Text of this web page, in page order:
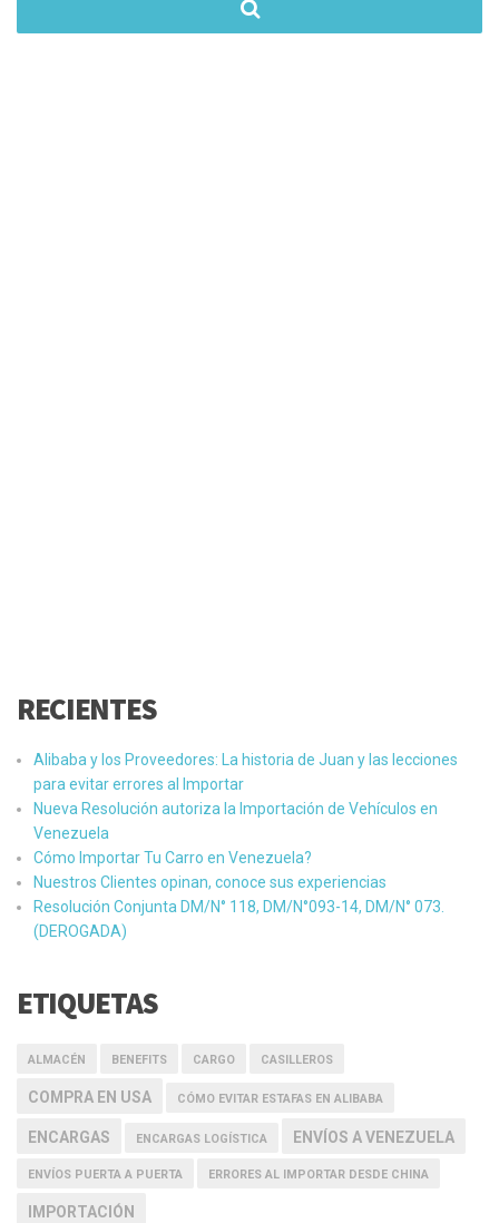
RECIENTES
Alibaba y los Proveedores: La historia de Juan y las lecciones
para evitar errores al Importar
Nueva Resolución autoriza la Importación de Vehículos en
Venezuela
Cómo Importar Tu Carro en Venezuela?
Nuestros Clientes opinan, conoce sus experiencias
Resolución Conjunta DM/N° 118, DM/N°093-14, DM/N° 073.
(DEROGADA)
ETIQUETAS
ALMACÉN BENEFITS CARGO CASILLEROS
COMPRA EN USA CÓMO EVITAR ESTAFAS EN ALIBABA
ENCARGAS ENCARGAS LOGÍSTICA ENVÍOS A VENEZUELA
ENVÍOS PUERTA A PUERTA ERRORES AL IMPORTAR DESDE CHINA
IMPORTACIÓN